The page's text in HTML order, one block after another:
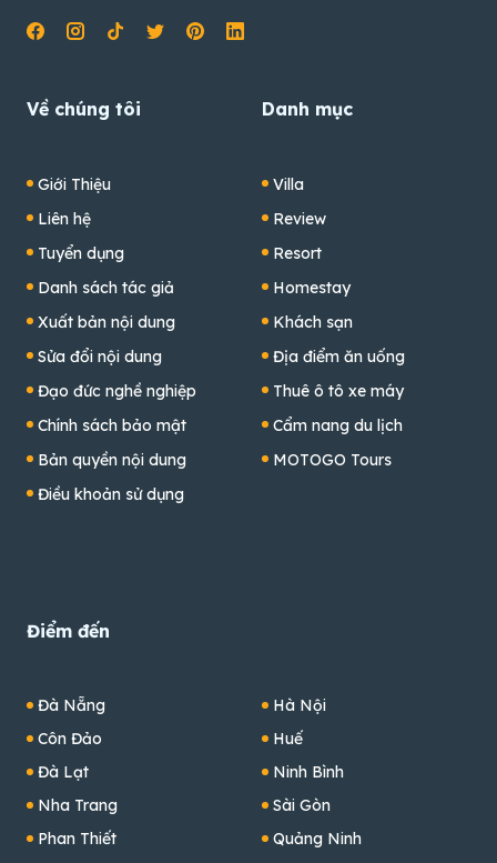
Về chúng tôi
Giới Thiệu
Liên hệ
Tuyển dụng
Danh sách tác giả
Xuất bản nội dung
Sửa đổi nội dung
Đạo đức nghề nghiệp
Chính sách bảo mật
Bản quyền nội dung
Điều khoản sử dụng
Danh mục
Villa
Review
Resort
Homestay
Khách sạn
Địa điểm ăn uống
Thuê ô tô xe máy
Cẩm nang du lịch
MOTOGO Tours
Điểm đến
Đà Nẵng
Côn Đảo
Đà Lạt
Nha Trang
Phan Thiết
Hà Nội
Huế
Ninh Bình
Sài Gòn
Quảng Ninh